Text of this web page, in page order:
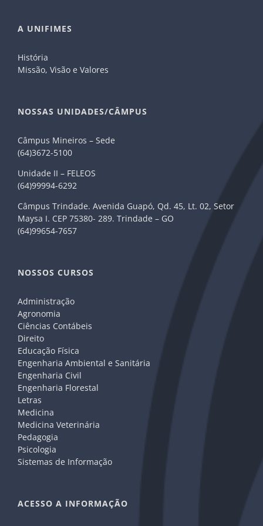
A UNIFIMES
História
Missão, Visão e Valores
NOSSAS UNIDADES/CÂMPUS
Câmpus Mineiros – Sede
(64)3672-5100
Unidade II – FELEOS
(64)99994-6292
Câmpus Trindade. Avenida Guapó, Qd. 45, Lt. 02, Setor
Maysa I. CEP 75380- 289. Trindade – GO
(64)99654-7657
NOSSOS CURSOS
Administração
Agronomia
Ciências Contábeis
Direito
Educação Física
Engenharia Ambiental e Sanitária
Engenharia Civil
Engenharia Florestal
Letras
Medicina
Medicina Veterinária
Pedagogia
Psicologia
Sistemas de Informação
ACESSO A INFORMAÇÃO